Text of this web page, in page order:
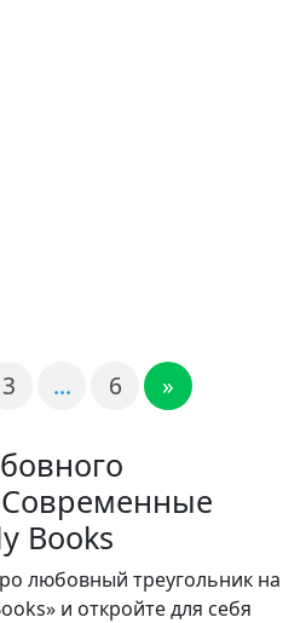
3 … 6 »
Современные
Books
любовный треугольник на
и откройте для себя